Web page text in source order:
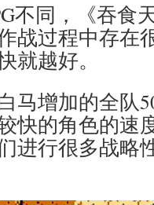
不同，《吞食
战过程中存在
就越好。
马增加的全队
快的角色的速
进行很多战略